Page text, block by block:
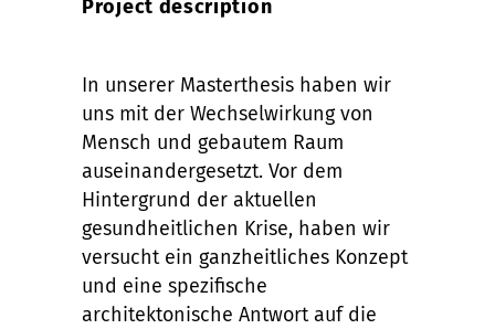
Project description
In unserer Masterthesis haben wir
uns mit der Wechselwirkung von
Mensch und gebautem Raum
auseinandergesetzt. Vor dem
Hintergrund der aktuellen
gesundheitlichen Krise, haben wir
versucht ein ganzheitliches Konzept
und eine spezifische
architektonische Antwort auf die